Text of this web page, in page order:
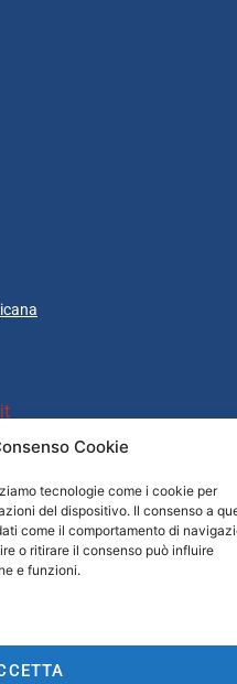
Cookie
tecnologie come i cookie per
del dispositivo. Il consenso a
come il comportamento di
o ritirare il consenso può influire
e funzioni.
/Iveser Venezia |Privacy
Web + Comunicazione